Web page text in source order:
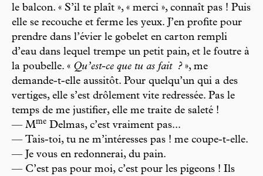
le balcon. « S’il te plaît », « merci », connaît pas ! Puis
elle se recouche et ferme les yeux. J’en profite pour
prendre dans l’évier le gobelet en carton rempli
d’eau dans lequel trempe un petit pain, et le foutre à
la poubelle. « Qu’est-ce que tu as fait ?», me
demande-t-elle aussitôt. Pour quelqu’un qui a des
vertiges, elle s’est drôlement vite redressée. Pas le
temps de me justifier, elle me traite de saleté !
— Mme Delmas, c’est vraiment pas...
— Tais-toi, tu ne m’intéresses pas ! me coupe-t-elle.
— Je vous en redonnerai, du pain.
— C’est pas pour moi, c’est pour les pigeons ! Ils